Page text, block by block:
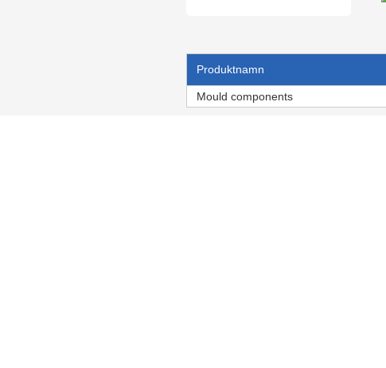
Produktnamn
Mould components